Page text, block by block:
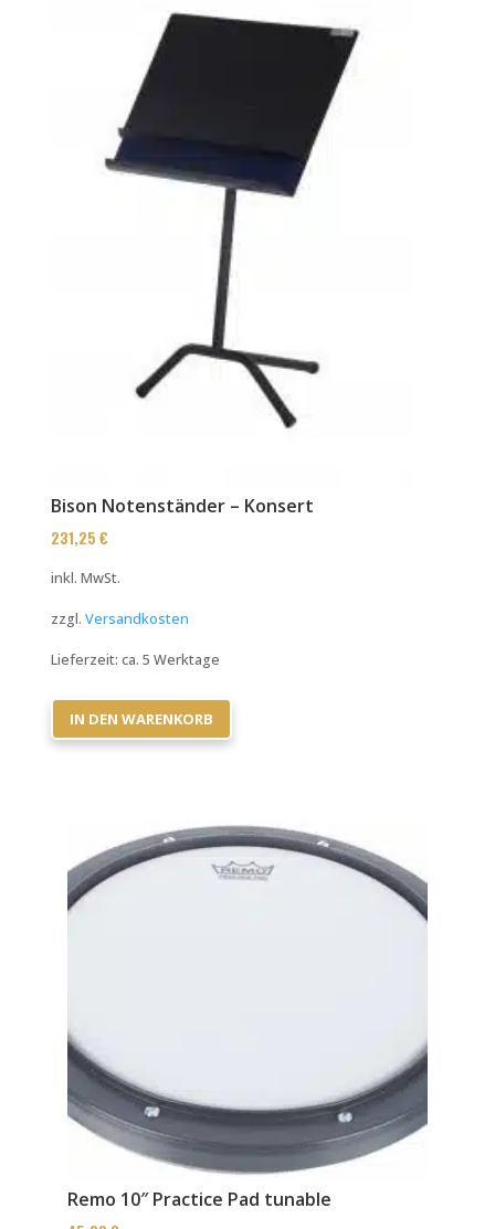
Bison Notenständer – Konsert
231,25€
inkl. MwSt.
zzgl.Versandkosten
Lieferzeit:ca. 5 Werktage
IN DEN WARENKORB
Remo 10″ Practice Pad tunable